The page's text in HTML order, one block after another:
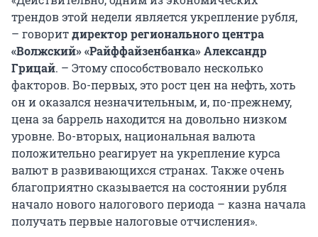
трендов этой недели является укрепление рубля,
– говоритдиректор регионального центра
«Волжский» «Райффайзенбанка» Александр
Грицай. – Этому способствовало несколько
факторов. Во-первых, это рост цен на нефть, хоть
он и оказался незначительным, и, по-прежнему,
цена за баррель находится на довольно низком
уровне. Во-вторых, национальная валюта
положительно реагирует на укрепление курса
валют в развивающихся странах. Также очень
благоприятно сказывается на состоянии рубля
начало нового налогового периода – казна начала
получать первые налоговые отчисления».